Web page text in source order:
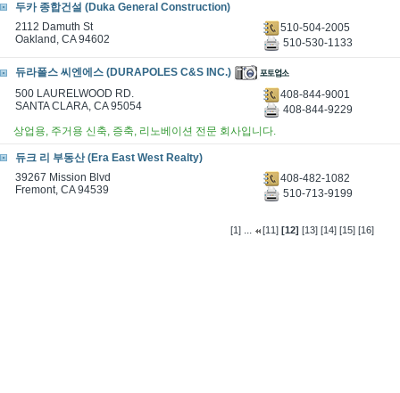
두카 종합건설 (Duka General Construction)
2112 Damuth St
Oakland, CA 94602
510-504-2005
510-530-1133
듀라폴스 씨엔에스 (DURAPOLES C&S INC.)
500 LAURELWOOD RD.
SANTA CLARA, CA 95054
408-844-9001
408-844-9229
상업용, 주거용 신축, 증축, 리노베이션 전문 회사입니다.
듀크 리 부동산 (Era East West Realty)
39267 Mission Blvd
Fremont, CA 94539
408-482-1082
510-713-9199
[1] ... [11] [12] [13] [14] [15] [16]